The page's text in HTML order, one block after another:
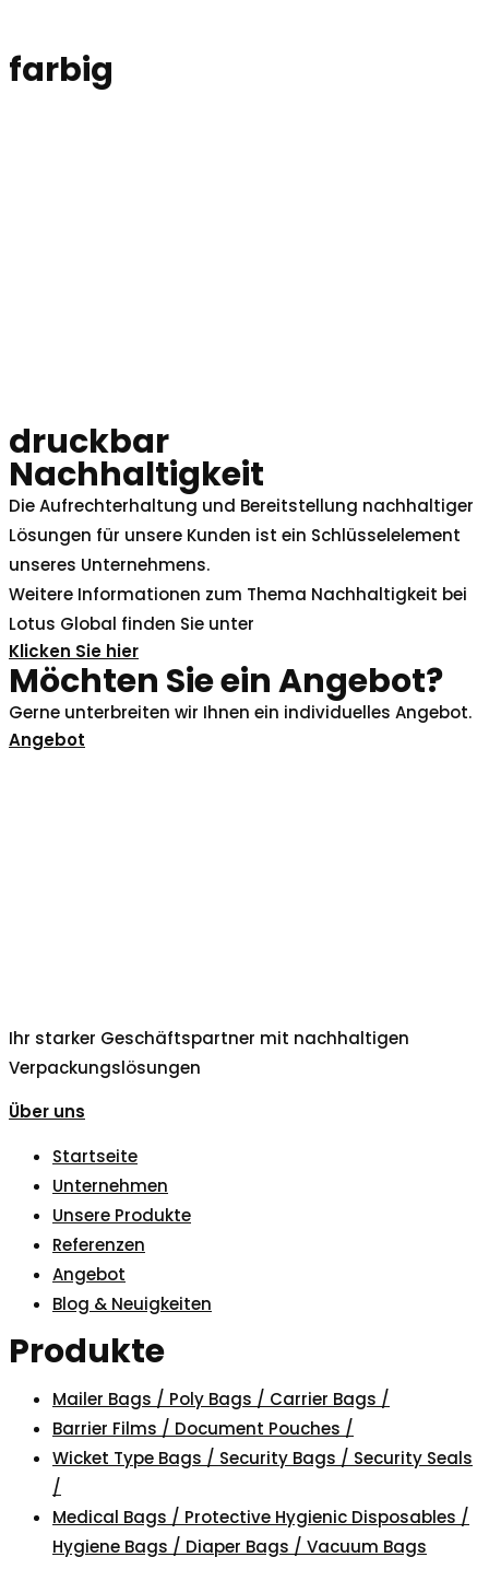
farbig
druckbar
Nachhaltigkeit
Die Aufrechterhaltung und Bereitstellung nachhaltiger
Lösungen für unsere Kunden ist ein Schlüsselelement
unseres Unternehmens.
Weitere Informationen zum Thema Nachhaltigkeit bei
Lotus Global finden Sie unter
Klicken Sie hier
Möchten Sie ein Angebot?
Gerne unterbreiten wir Ihnen ein individuelles Angebot.
Angebot
Ihr starker Geschäftspartner mit nachhaltigen
Verpackungslösungen
Über uns
Startseite
Unternehmen
Unsere Produkte
Referenzen
Angebot
Blog & Neuigkeiten
Produkte
Mailer Bags / Poly Bags / Carrier Bags /
Barrier Films / Document Pouches /
Wicket Type Bags / Security Bags / Security Seals
/
Medical Bags / Protective Hygienic Disposables /
Hygiene Bags / Diaper Bags / Vacuum Bags